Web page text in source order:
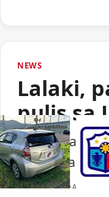
NEWS
Lalaki,
pulis sa
Isang lalaki
ng paggamit
Portal Japan•August 6,